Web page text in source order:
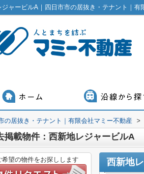
ジャービルA｜四日市市の居抜き・テナント｜有
の居抜き・テナント｜有限会社マミー不動産 >
掲載物件：西新地レジャービルA
西新地
望の物件をお探しします